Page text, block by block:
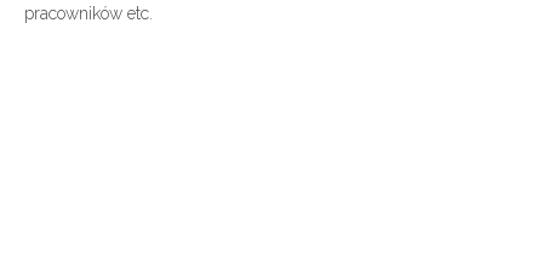
pracowników etc.